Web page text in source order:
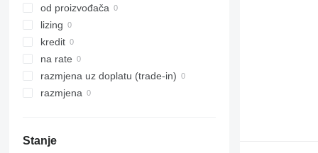
336
340
345
349
365
374
416
od proizvođača
lizing
kredit
na rate
razmjena uz doplatu (trade-in)
razmjena
Stanje